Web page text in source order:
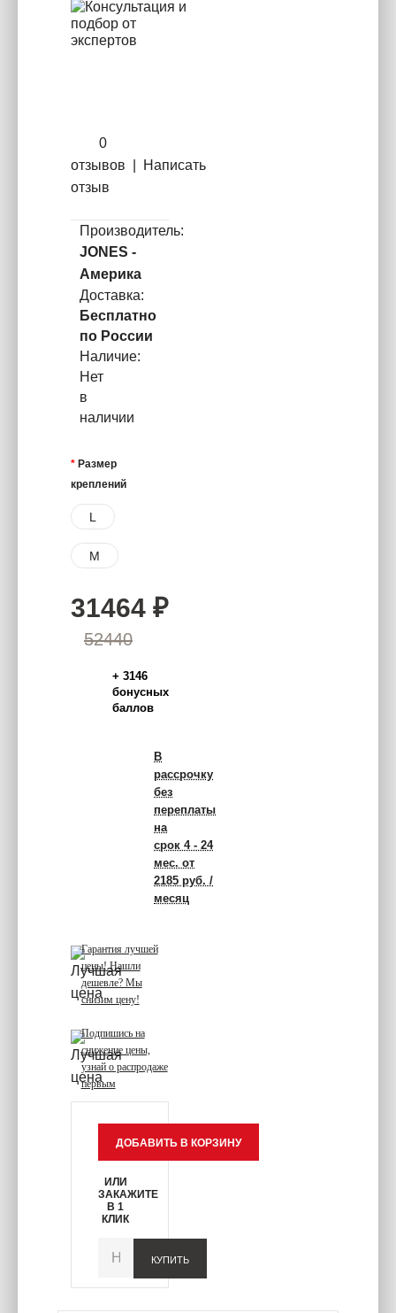
0
отзывов
Написать
отзыв
Производитель:
JONES -
Америка
Доставка:
Бесплатно
по России
Наличие:
Нет
в
наличии
Размер
креплений
L
M
31464 ₽
52440
+ 3146
бонусных
баллов
В
рассрочку
без
переплаты
на
срок 4 - 24
мес. от
2185 руб. /
месяц
Гарантия лучшей
цены! Нашли
дешевле? Мы
снизим цену!
Подпишись на
снижение цены,
узнай о распродаже
первым
ИЛИ
ЗАКАЖИТЕ
В 1
КЛИК
КУПИТЬ